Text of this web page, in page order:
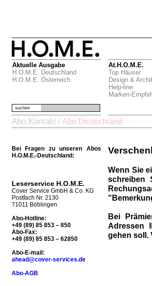
Aktuelle Ausgabe
H.O.M.E. Deutschland
H.O.M.E. Österreich
At.H.O.M.E.
Top Häuser
Design &
Help-line
Marken-
suchen
Abo.Kontakt / Abo Deutschland
Bei Fragen zu unseren Abos
H.O.M.E.-Deutschland:
Leserservice H.O.M.E.
Cover Service GmbH & Co. KG
Postfach Nr. 2130
71011 Böblingen
Abo-Hotline:
+49 (89) 85 853 – 850
Abo-Fax:
+49 (89) 85 853 – 62850
Abo-E-mail:
ahead@cover-services.de
Abo-AGB
Wenn Sie
schreiben
Bei
Adressen
gehen soll.